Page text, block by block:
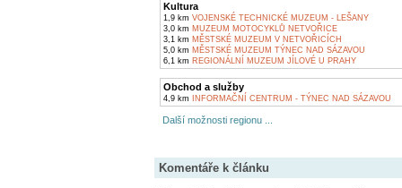
Kultura
1,9 km VOJENSKÉ TECHNICKÉ MUZEUM - LEŠANY
3,0 km MUZEUM MOTOCYKLŮ NETVOŘICE
3,1 km MĚSTSKÉ MUZEUM V NETVOŘICÍCH
5,0 km MĚSTSKÉ MUZEUM TÝNEC NAD SÁZAVOU
6,1 km REGIONÁLNÍ MUZEUM JÍLOVÉ U PRAHY
Obchod a služby
4,9 km INFORMAČNÍ CENTRUM - TÝNEC NAD SÁZAVOU
Další možnosti regionu ...
Komentáře k článku